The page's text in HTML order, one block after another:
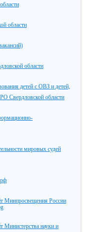
области
области
детей с ОВЗ и детей,
Свердловской области
мировых судей
Минпросвещения России
Министерства науки и